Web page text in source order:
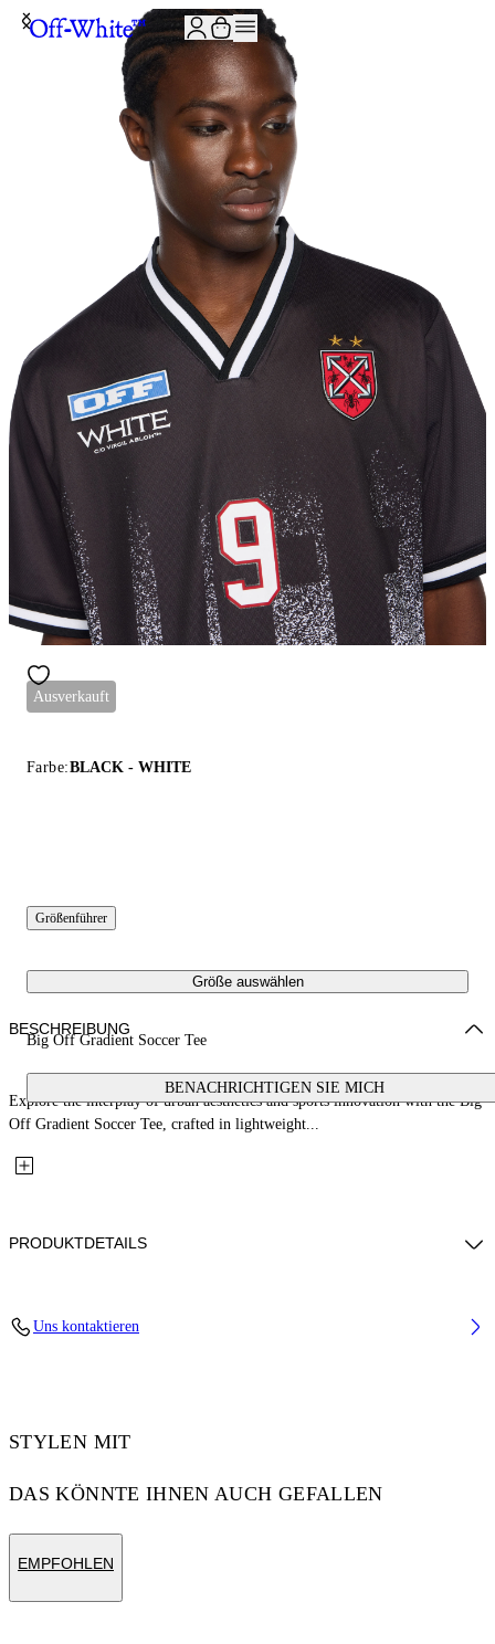
JOIN THE COMMUNITY AND GET 10% OFF YOUR FIRST ORDER
Ausverkauft
Farbe:BLACK - WHITE
Größenführer
Größe auswählen
Big Off Gradient Soccer Tee
BENACHRICHTIGEN SIE MICH
BESCHREIBUNG
Explore the interplay of urban aesthetics and sports innovation with the Big
Off Gradient Soccer Tee, crafted in lightweight...
PRODUKTDETAILS
Elastane 95% Cotton
Uns kontaktieren
STYLEN MIT
DAS KÖNNTE IHNEN AUCH GEFALLEN
EMPFOHLEN